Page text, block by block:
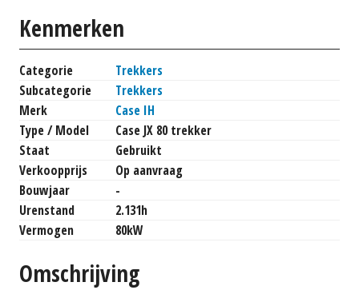
Kenmerken
Categorie
Trekkers
Subcategorie
Trekkers
Merk
Case IH
Type / Model
Case JX 80 trekker
Staat
Gebruikt
Verkoopprijs
Op aanvraag
Bouwjaar
-
Urenstand
2.131h
Vermogen
80kW
Omschrijving